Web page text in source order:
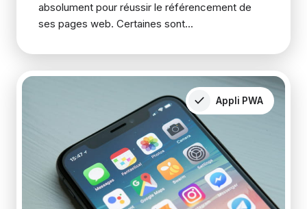
absolument pour réussir le référencement de
ses pages web. Certaines sont...
Appli PWA